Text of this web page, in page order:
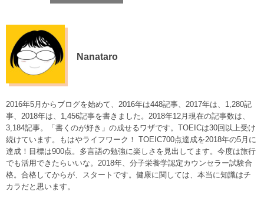
Nanataro
2016年5月からブログを始めて、2016年は448記事、2017年は、1,280記
事、2018年は、1,456記事を書きました。2018年12月現在の記事数は、
3,184記事。「書くのが好き」の成せるワザです。TOEICは30回以上受け
続けています。もはやライフワーク！ TOEIC700点達成を2018年の5月に
達成！目標は900点。多言語の勉強に楽しさを見出してます。今度は旅行
でも活用できたらいいな。2018年、分子栄養学認定カウンセラー試験合
格。合格してからが、スタートです。健康に関しては、本当に知識はチ
カラだと思います。